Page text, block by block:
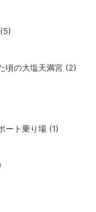
頃の大塩天満宮 (2)
ート乗り場 (1)